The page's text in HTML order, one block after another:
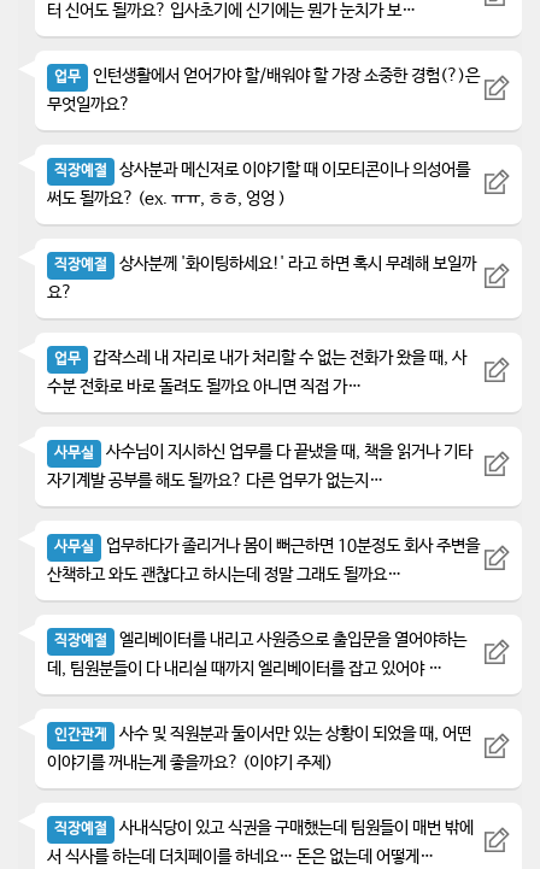
터 신어도 될까요? 입사초기에 신기에는 뭔가 눈치가 보…
업무
인턴생활에서 얻어가야 할/배워야 할 가장 소중한 경험(?)은
무엇일까요?
직장예절
상사분과 메신저로 이야기할 때 이모티콘이나 의성어를
써도 될까요? (ex. ㅠㅠ, ㅎㅎ, 엉엉 )
직장예절
상사분께 '화이팅하세요!' 라고 하면 혹시 무례해 보일까
요?
업무
갑작스레 내 자리로 내가 처리할 수 없는 전화가 왔을 때, 사
수분 전화로 바로 돌려도 될까요 아니면 직접 가…
사무실
사수님이 지시하신 업무를 다 끝냈을 때, 책을 읽거나 기타
자기계발 공부를 해도 될까요? 다른 업무가 없는지…
사무실
업무하다가 졸리거나 몸이 뻐근하면 10분정도 회사 주변을
산책하고 와도 괜찮다고 하시는데 정말 그래도 될까요…
직장예절
엘리베이터를 내리고 사원증으로 출입문을 열어야하는
데, 팀원분들이 다 내리실 때까지 엘리베이터를 잡고 있어야 …
인간관게
사수 및 직원분과 둘이서만 있는 상황이 되었을 때, 어떤
이야기를 꺼내는게 좋을까요? (이야기 주제)
직장예절
사내식당이 있고 식권을 구매했는데 팀원들이 매번 밖에
서 식사를 하는데 더치페이를 하네요… 돈은 없는데 어떻게…